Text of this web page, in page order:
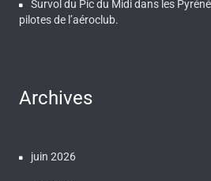
Survol du Pic du Midi dans les
pilotes de l’aéroclub.
Archives
juin 2026